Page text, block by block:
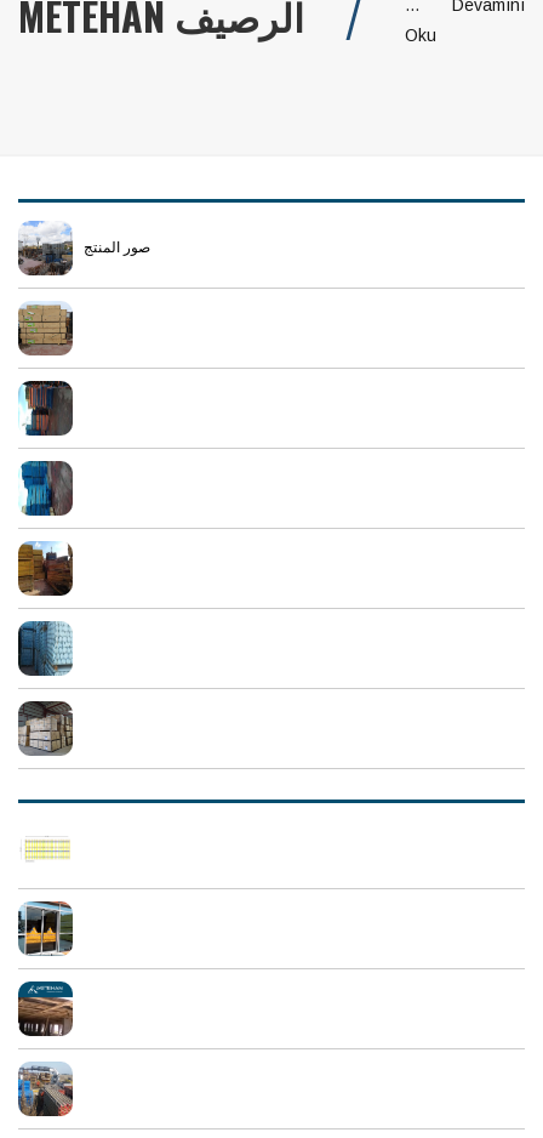
METEHAN الرصيف ... Devamını
Oku
صور المنتج